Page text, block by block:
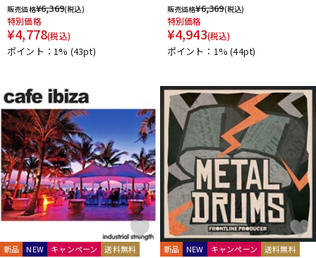
販売価格¥6,369(税込)
特別価格
¥4,778(税込)
ポイント：1% (43pt)
販売価格¥6,369(税込)
特別価格
¥4,943(税込)
ポイント：1%(44pt)
新品 NEW キャンペーン 送料無料 新品 NEW キャンペーン 送料無料